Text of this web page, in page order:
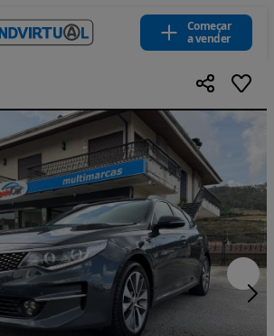
Começar
a vender